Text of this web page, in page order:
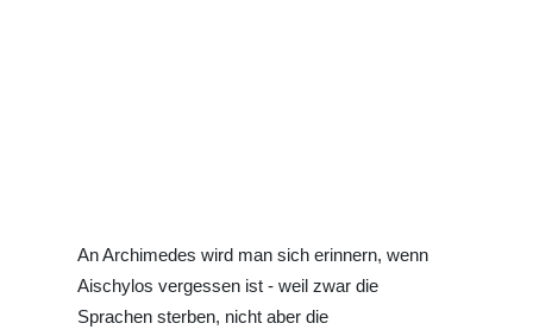
An Archimedes wird man sich erinnern, wenn
Aischylos vergessen ist - weil zwar die
Sprachen sterben, nicht aber die